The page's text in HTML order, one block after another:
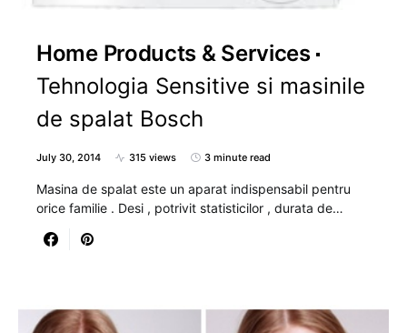
Home Products & Services
Tehnologia Sensitive si masinile
de spalat Bosch
July 30, 2014 315 views 3 minute read
Masina de spalat este un aparat indispensabil pentru
orice familie . Desi , potrivit statisticilor , durata de…